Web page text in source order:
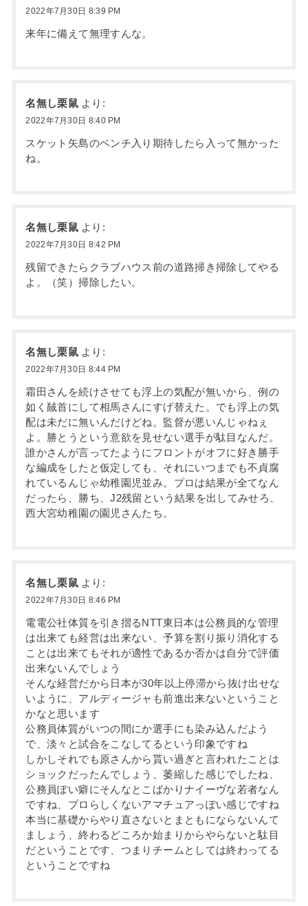
2022年7月30日 8:39 PM
来年に備えて無理すんな。
名無し栗鼠 より:
2022年7月30日 8:40 PM
スケット矢島のベンチ入り期待したら入って無かった
ね。
名無し栗鼠 より:
2022年7月30日 8:42 PM
残留できたらクラブハウス前の道路掃き掃除してやる
よ。（笑）掃除したい。
名無し栗鼠 より:
2022年7月30日 8:44 PM
霜田さんを続けさせても浮上の気配が無いから、例の
如く馘首にして相馬さんにすげ替えた。でも浮上の気
配は未だに無いんだけどね。監督が悪いんじゃねぇ
よ。勝とうという意欲を見せない選手が駄目なんだ。
誰かさんが言ってたようにフロントがオフに好き勝手
な編成をしたと仮定しても、それにいつまでも不貞腐
れているんじゃ幼稚園児並み。プロは結果が全てなん
だったら、勝ち、J2残留という結果を出してみせろ、
西大宮幼稚園の園児さんたち。
名無し栗鼠 より:
2022年7月30日 8:46 PM
電電公社体質を引き摺るNTT東日本は公務員的な管理
は出来ても経営は出来ない、予算を割り振り消化する
ことは出来てもそれが適性であるか否かは自分で評価
出来ないんでしょう
そんな経営だから日本が30年以上停滞から抜け出せな
いように、アルディージャも前進出来ないということ
かなと思います
公務員体質がいつの間にか選手にも染み込んだよう
で、淡々と試合をこなしてるという印象ですね
しかしそれでも原さんから貰い過ぎと言われたことは
ショックだったんでしょう、萎縮した感じでしたね、
公務員ぽい癖にそんなとこばかりナイーヴな若者なん
ですね、プロらしくないアマチュアっぽい感じですね
本当に基礎からやり直さないとまともにならないんて
ましょう、終わるどころか始まりからやらないと駄目
だということです、つまりチームとしては終わってる
ということですね